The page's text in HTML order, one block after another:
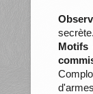
Motifs